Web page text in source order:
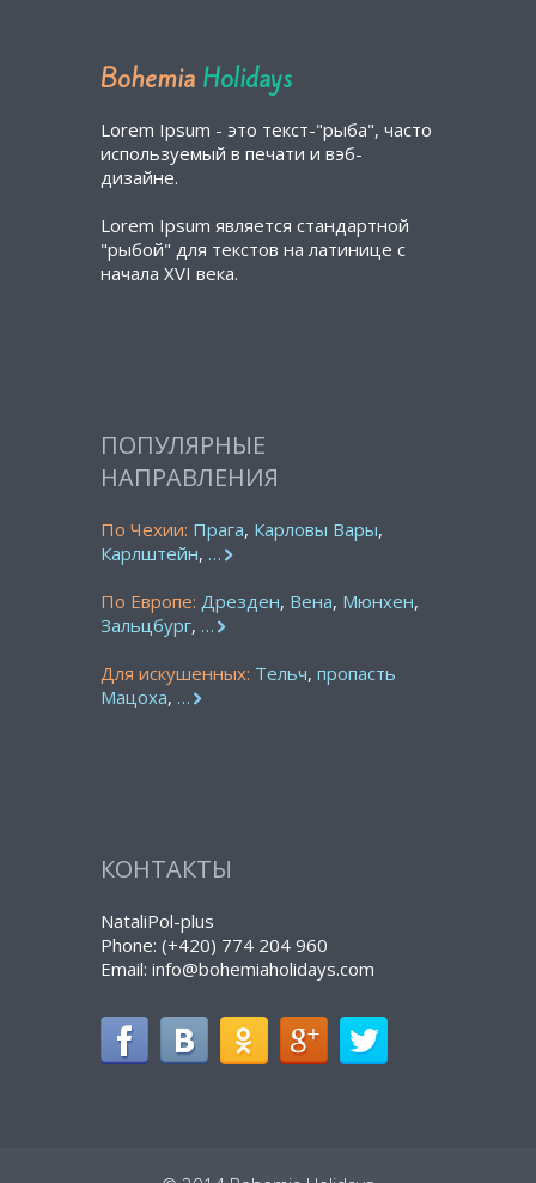
Bohemia Holidays
Lorem Ipsum - это текст-"рыба", часто
используемый в печати и вэб-
дизайне.
Lorem Ipsum является стандартной
"рыбой" для текстов на латинице с
начала XVI века.
ПОПУЛЯРНЫЕ
НАПРАВЛЕНИЯ
По Чехии: Прага, Карловы Вары,
Карлштейн, …
По Европе: Дрезден, Вена, Мюнхен,
Зальцбург, …
Для искушенных: Тельч, пропасть
Мацоха, …
КОНТАКТЫ
NataliPol-plus
Phone: (+420) 774 204 960
Email: info@bohemiaholidays.com